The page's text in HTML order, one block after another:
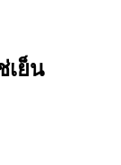
เย็น